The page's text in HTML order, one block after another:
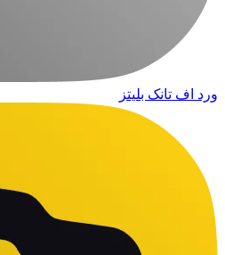
ورد اف تانک بلیتز